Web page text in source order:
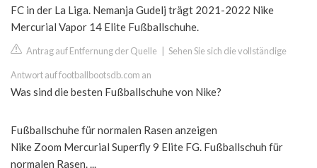
FC in der La Liga. Nemanja Gudelj trägt 2021-2022 Nike
Mercurial Vapor 14 Elite Fußballschuhe.
Antrag auf Entfernung der Quelle Sehen Sie sich die vollständige
Antwort auf footballbootsdb.com an
Was sind die besten Fußballschuhe von Nike?
Fußballschuhe für normalen Rasen anzeigen
Nike Zoom Mercurial Superfly 9 Elite FG. Fußballschuh für
normalen Rasen. ...